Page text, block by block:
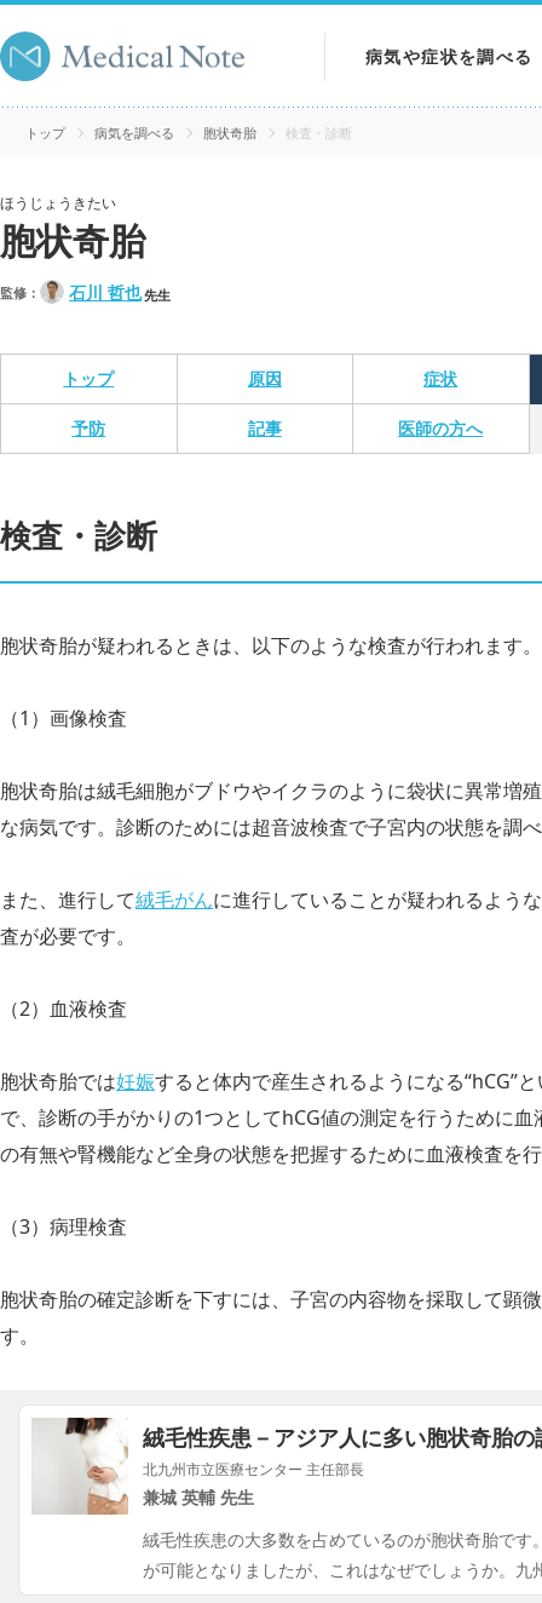
病気や症状を調べる
病気を調べる
トップ 病気を調べる 胞状奇胎 検査・診断
ほうじょうきたい
胞状奇胎
監修： 石川 哲也先生
トップ 原因 症状
予防 記事 医師の方へ
検査・診断
胞状奇胎が疑われるときは、以下のような検査が行われます。
（1）画像検査
胞状奇胎は絨毛細胞がブドウやイクラのように袋状に異常増
な病気です。診断のためには超音波検査で子宮内の状態を調
また、進行して絨毛がんに進行していることが疑われるよう
査が必要です。
（2）血液検査
胞状奇胎では妊娠すると体内で産生されるようになる“hCG”
で、診断の手がかりの1つとしてhCG値の測定を行うために
の有無や腎機能など全身の状態を把握するために血液検査を
（3）病理検査
胞状奇胎の確定診断を下すには、子宮の内容物を採取して顕
す。
絨毛性疾患－アジア人に多い胞状奇胎の
北九州市立医療センター 主任部長
兼城 英輔 先生
絨毛性疾患の大多数を占めているのが胞状奇胎で
が可能となりましたが、これはなぜでしょうか。九